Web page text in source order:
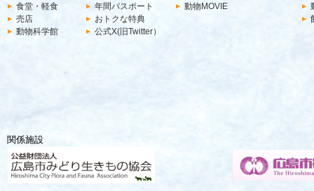
食堂・軽食
年間パスポート
売店
おトクな特典
動物科学館
公式X(旧Twitter）
動物MOVIE
関係施設